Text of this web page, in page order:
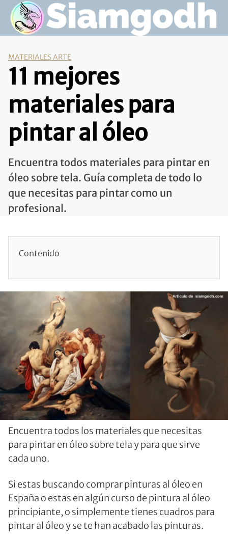
Saltar
contenido
MATERIALES ARTE
11 mejores
materiales para
pintar al óleo
Encuentra todos materiales para pintar en
óleo sobre tela. Guía completa de todo lo
que necesitas para pintar como un
profesional.
Contenido
Encuentra todos los materiales que necesitas
para pintar en óleo sobre tela y para que sirve
cada uno.
Si estas buscando comprar pinturas al óleo en
España o estas en algún curso de pintura al óleo
principiante, o simplemente tienes cuadros para
pintar al óleo y se te han acabado las pinturas.